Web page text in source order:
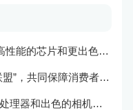
芯片和更出色的相机系统
，共同保障消费者权益
器和出色的相机性能